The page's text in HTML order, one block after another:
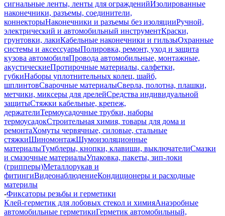
сигнальные ленты, ленты для огражденийИзолированные
наконечники, разъемы, соединители,
коннекторыНаконечники и разъемы без изоляцииРучной,
электрический и автомобильный инструментКраски,
грунтовки, лакиКабельные наконечники и гильзыОхранные
системы и аксессуарыПолировка, ремонт, уход и защита
кузова автомобиляПровода автомобильные, монтажные,
акустическиеПротирочные материалы, салфетки,
губкиНаборы уплотнительных колец, шайб,
шплинтовСварочные материалыСверла, полотна, плашки,
метчики, миксеры для дрелейСредства индивидуальной
защитыСтяжки кабельные, крепеж,
держателиТермоусадочные трубки, наборы
термоусадокСтроительная химия, товары для дома и
ремонтаХомуты червячные, силовые, стальные
стяжкиШиномонтажШумоизоляционные
материалыТумблеры, кнопки, клавиши, выключателиСмазки
и смазочные материалыУпаковка, пакеты, зип-локи
(грипперы)Металлорукав и
фитингиВидеонаблюдениеКондиционеры и расходные
материлы
-Фиксаторы резьбы и герметики
Клей-герметик для лобовых стекол и химияАнаэробные
автомобильные герметикиГерметик автомобильный,